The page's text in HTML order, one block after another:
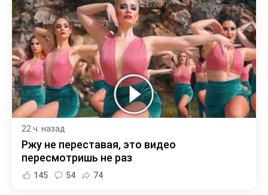
22 ч. назад
Ржу не переставая, это видео
пересмотришь не раз
145 54 74